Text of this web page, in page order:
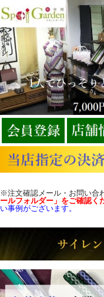
※注文確認メール・お問い合
ールフォルダー」をご確認く
い事例がございます。